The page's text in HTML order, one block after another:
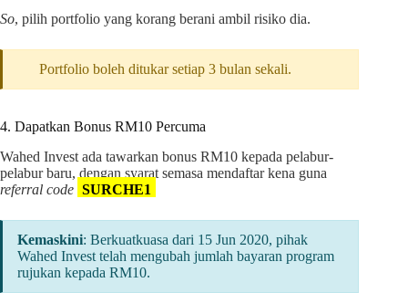
So, pilih portfolio yang korang berani ambil risiko dia.
Portfolio boleh ditukar setiap 3 bulan sekali.
4. Dapatkan Bonus RM10 Percuma
Wahed Invest ada tawarkan bonus RM10 kepada pelabur-
pelabur baru, dengan syarat semasa mendaftar kena guna
referral code SURCHE1
Kemaskini: Berkuatkuasa dari 15 Jun 2020, pihak
Wahed Invest telah mengubah jumlah bayaran program
rujukan kepada RM10.